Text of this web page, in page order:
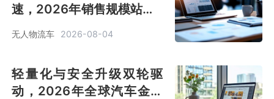
速，2026年销售规模站上2
无人物流车 2026-08-04
轻量化与安全升级双轮驱
动，2026年全球汽车金属